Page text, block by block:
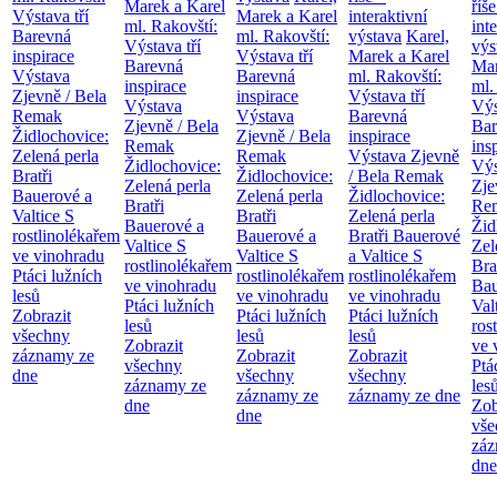
Výstava tří
Barevná
inspirace
Výstava
Zjevně / Bela
Remak
Židlochovice:
Zelená perla
Bratři
Bauerové a
Valtice S
rostlinolékařem
ve vinohradu
Ptáci lužních
lesů
Zobrazit
všechny
záznamy ze
dne
Marek a Karel
ml. Rakovští:
Výstava tří
Barevná
inspirace
Výstava
Zjevně / Bela
Remak
Židlochovice:
Zelená perla
Bratři
Bauerové a
Valtice S
rostlinolékařem
ve vinohradu
Ptáci lužních
lesů
Zobrazit
všechny
záznamy ze
dne
Marek a Karel
ml. Rakovští:
Výstava tří
Barevná
inspirace
Výstava
Zjevně / Bela
Remak
Židlochovice:
Zelená perla
Bratři
Bauerové a
Valtice S
rostlinolékařem
ve vinohradu
Ptáci lužních
lesů
Zobrazit
všechny
záznamy ze
dne
interaktivní
výstava Karel,
Marek a Karel
ml. Rakovští:
Výstava tří
Barevná
inspirace
Výstava Zjevně
/ Bela Remak
Židlochovice:
Zelená perla
Bratři Bauerové
a Valtice S
rostlinolékařem
ve vinohradu
Ptáci lužních
lesů
Zobrazit
všechny
záznamy ze dne
ml.
ve
dne